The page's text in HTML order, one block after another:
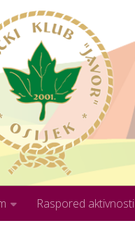
Raspored aktivnosti